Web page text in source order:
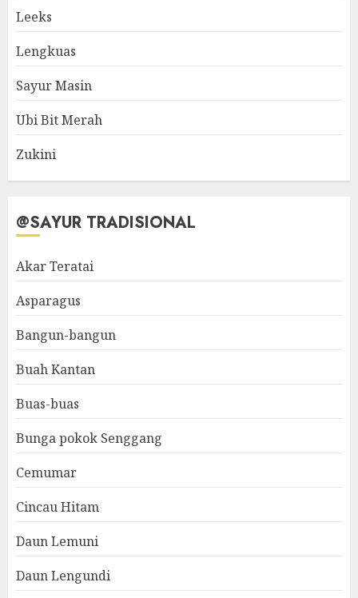
Leeks
Lengkuas
Sayur Masin
Ubi Bit Merah
Zukini
@SAYUR TRADISIONAL
Akar Teratai
Asparagus
Bangun-bangun
Buah Kantan
Buas-buas
Bunga pokok Senggang
Cemumar
Cincau Hitam
Daun Lemuni
Daun Lengundi